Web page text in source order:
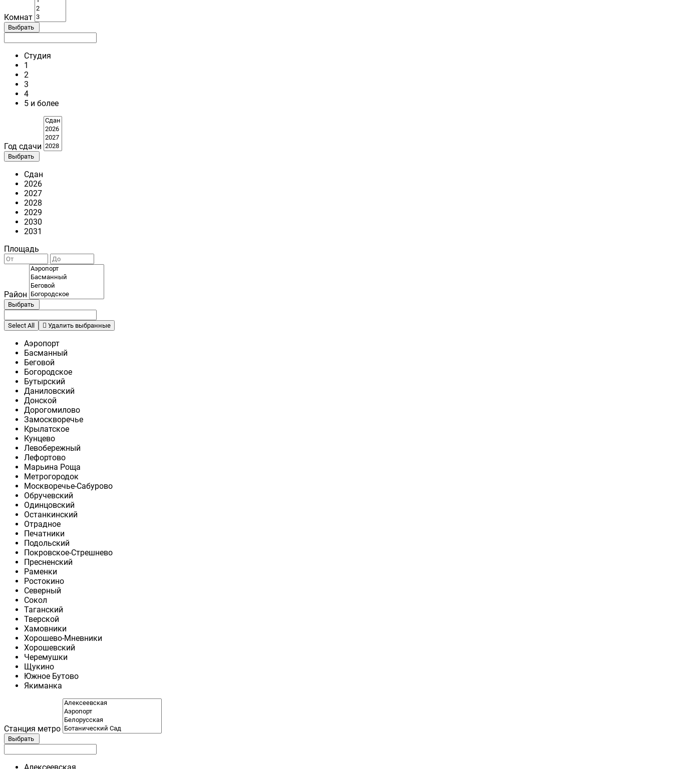
Комнат
Выбрать
Студия
1
2
3
4
5 и более
Год сдачи
Выбрать
Сдан
2026
2027
2028
2029
2030
2031
Площадь
Район
Выбрать
Select All Удалить выбранные
Аэропорт
Басманный
Беговой
Богородское
Бутырский
Даниловский
Донской
Дорогомилово
Замоскворечье
Крылатское
Кунцево
Левобережный
Лефортово
Марьина Роща
Метрогородок
Москворечье-Сабурово
Обручевский
Одинцовский
Останкинский
Отрадное
Печатники
Подольский
Покровское-Стрешнево
Пресненский
Раменки
Ростокино
Северный
Сокол
Таганский
Тверской
Хамовники
Хорошево-Мневники
Хорошевский
Черемушки
Щукино
Южное Бутово
Якиманка
Станция метро
Выбрать